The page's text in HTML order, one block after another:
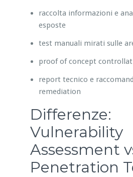
raccolta informazioni e
esposte
test manuali mirati sulle
proof of concept
report tecnico e
remediation
Differenze:
Vulnerability
Assessment
Penetration